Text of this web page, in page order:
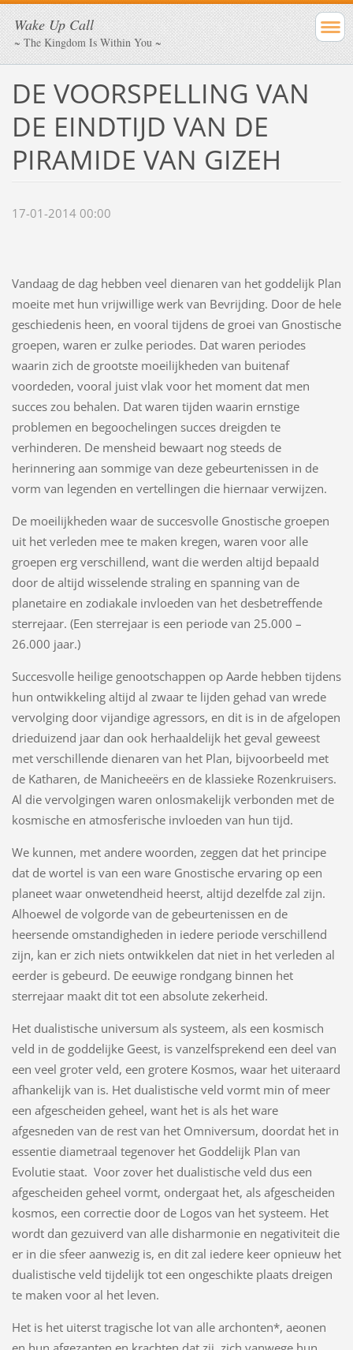
Wake Up Call
~ The Kingdom Is Within You ~
DE VOORSPELLING VAN
DE EINDTIJD VAN DE
PIRAMIDE VAN GIZEH
17-01-2014 00:00
Vandaag de dag hebben veel dienaren van het goddelijk Plan
moeite met hun vrijwillige werk van Bevrijding. Door de hele
geschiedenis heen, en vooral tijdens de groei van Gnostische
groepen, waren er zulke periodes. Dat waren periodes
waarin zich de grootste moeilijkheden van buitenaf
voordeden, vooral juist vlak voor het moment dat men
succes zou behalen. Dat waren tijden waarin ernstige
problemen en begoochelingen succes dreigden te
verhinderen. De mensheid bewaart nog steeds de
herinnering aan sommige van deze gebeurtenissen in de
vorm van legenden en vertellingen die hiernaar verwijzen.
De moeilijkheden waar de succesvolle Gnostische groepen
uit het verleden mee te maken kregen, waren voor alle
groepen erg verschillend, want die werden altijd bepaald
door de altijd wisselende straling en spanning van de
planetaire en zodiakale invloeden van het desbetreffende
sterrejaar. (Een sterrejaar is een periode van 25.000 –
26.000 jaar.)
Succesvolle heilige genootschappen op Aarde hebben tijdens
hun ontwikkeling altijd al zwaar te lijden gehad van wrede
vervolging door vijandige agressors, en dit is in de afgelopen
drieduizend jaar dan ook herhaaldelijk het geval geweest
met verschillende dienaren van het Plan, bijvoorbeeld met
de Katharen, de Manicheeërs en de klassieke Rozenkruisers.
Al die vervolgingen waren onlosmakelijk verbonden met de
kosmische en atmosferische invloeden van hun tijd.
We kunnen, met andere woorden, zeggen dat het principe
dat de wortel is van een ware Gnostische ervaring op een
planeet waar onwetendheid heerst, altijd dezelfde zal zijn.
Alhoewel de volgorde van de gebeurtenissen en de
heersende omstandigheden in iedere periode verschillend
zijn, kan er zich niets ontwikkelen dat niet in het verleden al
eerder is gebeurd. De eeuwige rondgang binnen het
sterrejaar maakt dit tot een absolute zekerheid.
Het dualistische universum als systeem, als een kosmisch
veld in de goddelijke Geest, is vanzelfsprekend een deel van
een veel groter veld, een grotere Kosmos, waar het uiteraard
afhankelijk van is. Het dualistische veld vormt min of meer
een afgescheiden geheel, want het is als het ware
afgesneden van de rest van het Omniversum, doordat het in
essentie diametraal tegenover het Goddelijk Plan van
Evolutie staat. Voor zover het dualistische veld dus een
afgescheiden geheel vormt, ondergaat het, als afgescheiden
kosmos, een correctie door de Logos van het systeem. Het
wordt dan gezuiverd van alle disharmonie en negativiteit die
er in die sfeer aanwezig is, en dit zal iedere keer opnieuw het
dualistische veld tijdelijk tot een ongeschikte plaats dreigen
te maken voor al het leven.
Het is het uiterst tragische lot van alle archonten*, aeonen